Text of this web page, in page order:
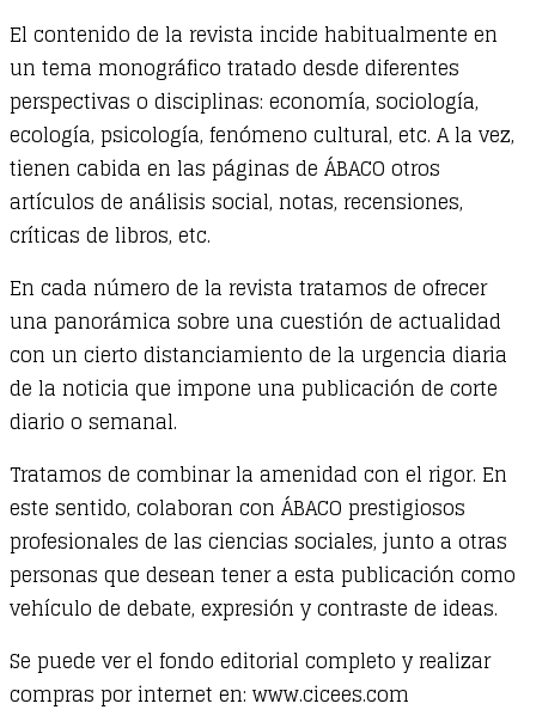
El contenido de la revista incide habitualmente en
un tema monográfico tratado desde diferentes
perspectivas o disciplinas: economía, sociología,
ecología, psicología, fenómeno cultural, etc. A la vez,
tienen cabida en las páginas de ÁBACO otros
artículos de análisis social, notas, recensiones,
críticas de libros, etc.
En cada número de la revista tratamos de ofrecer
una panorámica sobre una cuestión de actualidad
con un cierto distanciamiento de la urgencia diaria
de la noticia que impone una publicación de corte
diario o semanal.
Tratamos de combinar la amenidad con el rigor. En
este sentido, colaboran con ÁBACO prestigiosos
profesionales de las ciencias sociales, junto a otras
personas que desean tener a esta publicación como
vehículo de debate, expresión y contraste de ideas.
Se puede ver el fondo editorial completo y realizar
compras por internet en: www.cicees.com